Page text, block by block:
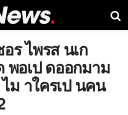
ร ไพรส นเก
พอเป ดออกมาม
ม าใครเป นคน